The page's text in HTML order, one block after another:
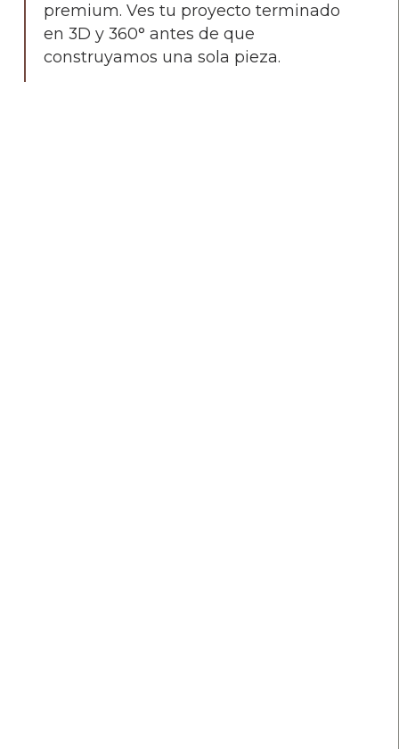
premium. Ves tu proyecto terminado
en 3D y 360° antes de que
construyamos una sola pieza.